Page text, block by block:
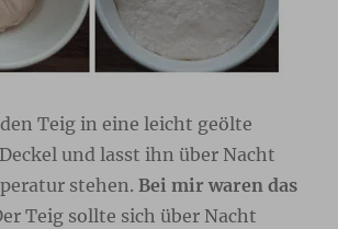
Teig in eine leicht geölte
und lasst ihn über Nacht
stehen.Bei mir waren das
Teig sollte sich über Nacht